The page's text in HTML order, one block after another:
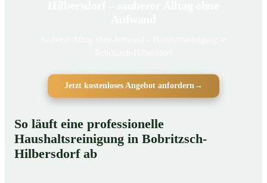
Jetzt kostenloses Angebot anfordern→
So läuft eine professionelle
Haushaltsreinigung in Bobritzsch-
Hilbersdorf ab